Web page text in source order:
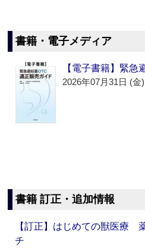
書籍・電子メディア
【電子書籍】緊急
2026年07月31日 (金)
書籍 訂正・追加情報
【訂正】はじめての獣医療
チ